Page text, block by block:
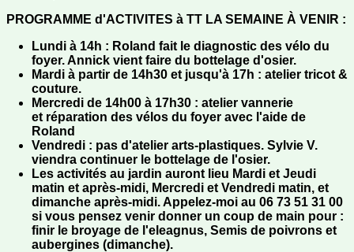
PROGRAMME d'ACTIVITES à TT LA SEMAINE À VENIR :
Lundi à 14h : Roland fait le diagnostic des vélo du
foyer. Annick vient faire du bottelage d'osier.
Mardi à partir de 14h30 et jusqu'à 17h : atelier tricot &
couture.
Mercredi de 14h00 à 17h30 : atelier vannerie
et réparation des vélos du foyer avec l'aide de
Roland
Vendredi : pas d'atelier arts-plastiques. Sylvie V.
viendra continuer le bottelage de l'osier.
Les activités au jardin auront lieu Mardi et Jeudi
matin et après-midi, Mercredi et Vendredi matin, et
dimanche après-midi. Appelez-moi au 06 73 51 31 00
si vous pensez venir donner un coup de main pour :
finir le broyage de l'eleagnus, Semis de poivrons et
aubergines (dimanche).